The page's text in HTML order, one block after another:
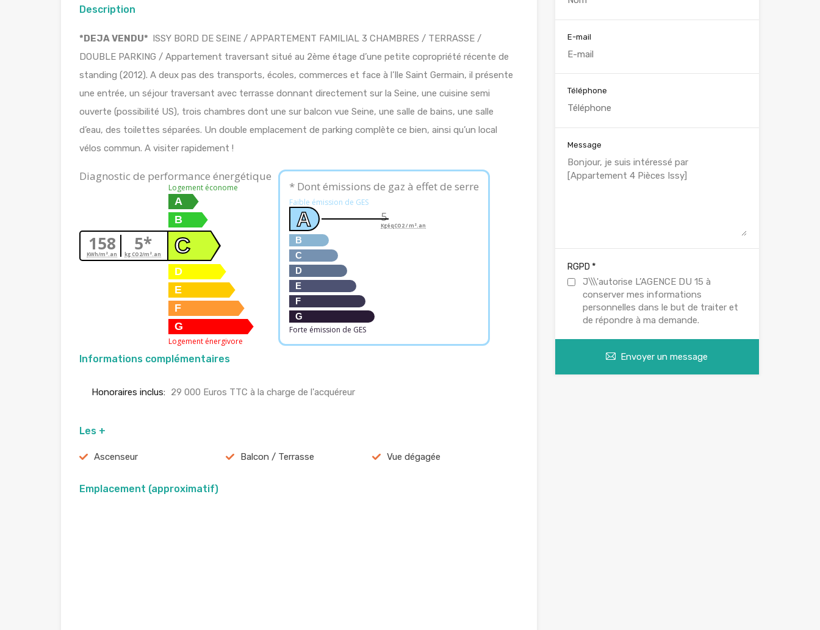
Description
*DEJA VENDU* ISSY BORD DE SEINE / APPARTEMENT FAMILIAL 3 CHAMBRES / TERRASSE /
DOUBLE PARKING / Appartement traversant situé au 2ème étage d’une petite copropriété récente de
standing (2012). A deux pas des transports, écoles, commerces et face à l’Ile Saint Germain, il présente
une entrée, un séjour traversant avec terrasse donnant directement sur la Seine, une cuisine semi
ouverte (possibilité US), trois chambres dont une sur balcon vue Seine, une salle de bains, une salle
d’eau, des toilettes séparées. Un double emplacement de parking complète ce bien, ainsi qu’un local
vélos commun. A visiter rapidement !
Diagnostic de performance énergétique
158
KWh/m².an 5*
kg CO2/m².an
Logement économe
A
B
C
D
E
F
G
Logement énergivore
* Dont émissions de gaz à effet de serre
Faible émission de GES
A
B
C
D
E
F
G
Forte émission de GES
5
KgéqCO2 / m².an
Informations complémentaires
Honoraires inclus: 29 000 Euros TTC à la charge de l'acquéreur
Les +
Ascenseur Balcon / Terrasse Vue dégagée
Emplacement (approximatif)
E-mail
Téléphone
Message
RGPD *
J\\\'autorise L’AGENCE DU 15 à
conserver mes informations
personnelles dans le but de traiter et
de répondre à ma demande.
Envoyer un message